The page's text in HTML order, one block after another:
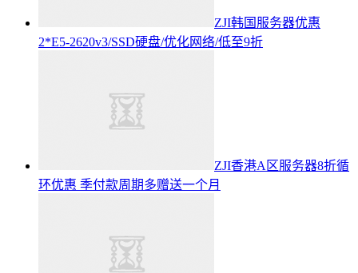
ZJI韩国服务器优惠
2*E5-2620v3/SSD硬盘/优化网络/低至9折
ZJI香港A区服务器8折循
环优惠 季付款周期多赠送一个月